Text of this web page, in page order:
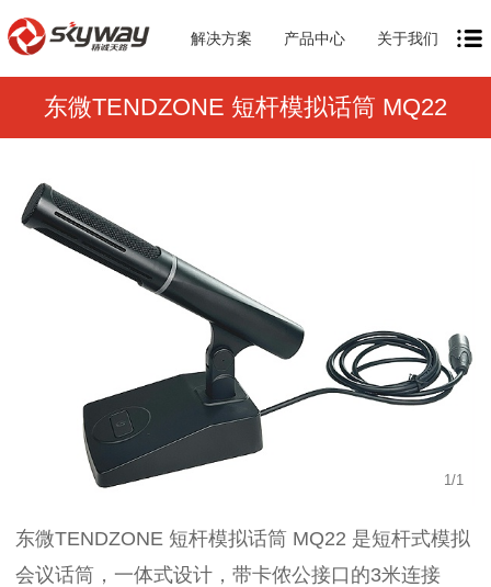
解决方案 产品中心 关于我们
东微TENDZONE 短杆模拟话筒 MQ22
1/1
东微TENDZONE 短杆模拟话筒 MQ22 是短杆式模拟
会议话筒，一体式设计，带卡侬公接口的3米连接